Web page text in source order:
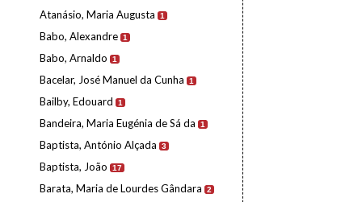
Atanásio, Maria Augusta 1
Babo, Alexandre 1
Babo, Arnaldo 1
Bacelar, José Manuel da Cunha 1
Bailby, Edouard 1
Bandeira, Maria Eugénia de Sá da 1
Baptista, António Alçada 3
Baptista, João 17
Barata, Maria de Lourdes Gândara 2